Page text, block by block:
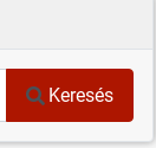
Keresés